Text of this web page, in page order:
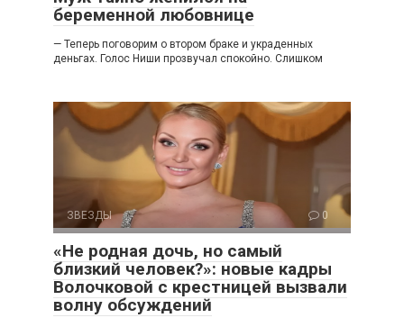
беременной любовнице
— Теперь поговорим о втором браке и украденных
деньгах. Голос Ниши прозвучал спокойно. Слишком
ЗВЕЗДЫ 0
«Не родная дочь, но самый
близкий человек?»: новые кадры
Волочковой с крестницей вызвали
волну обсуждений